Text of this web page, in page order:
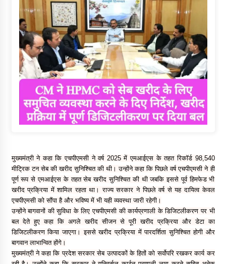
मुख्यमंत्री ने कहा कि एचपीएमसी ने वर्ष 2025 में एमआईएस के तहत रिकॉर्ड 98,540
मीट्रिक टन सेब की खरीद सुनिश्चित की थी। उन्होंने कहा कि पिछले वर्ष एचपीएमसी ने ही
पूर्ण रूप से एमआईएस के तहत सेब खरीद सुनिश्चित की थी जबकि इससे पूर्व हिमफेड भी
खरीद प्रक्रिया में शामिल रहता था। राज्य सरकार ने पिछले वर्ष से यह दायित्व केवल
एचपीएमसी को सौंपा है और भविष्य में भी यही व्यवस्था जारी रहेगी।
उन्होंने बागवानों की सुविधा के लिए एचपीएमसी की कार्यप्रणाली के डिजिटलीकरण पर भी
बल देते हुए कहा कि अगले खरीद सीजन से पूरी खरीद प्रक्रिया और डेटा का
डिजिटलीकरण किया जाएगा। इससे खरीद प्रक्रिया में पारदर्शिता सुनिश्चित होगी और
बागवान लाभान्वित होंगे।
मुख्यमंत्री ने कहा कि प्रदेश सरकार सेब उत्पादकों के हितों को सर्वोपरि रखकर कार्य कर